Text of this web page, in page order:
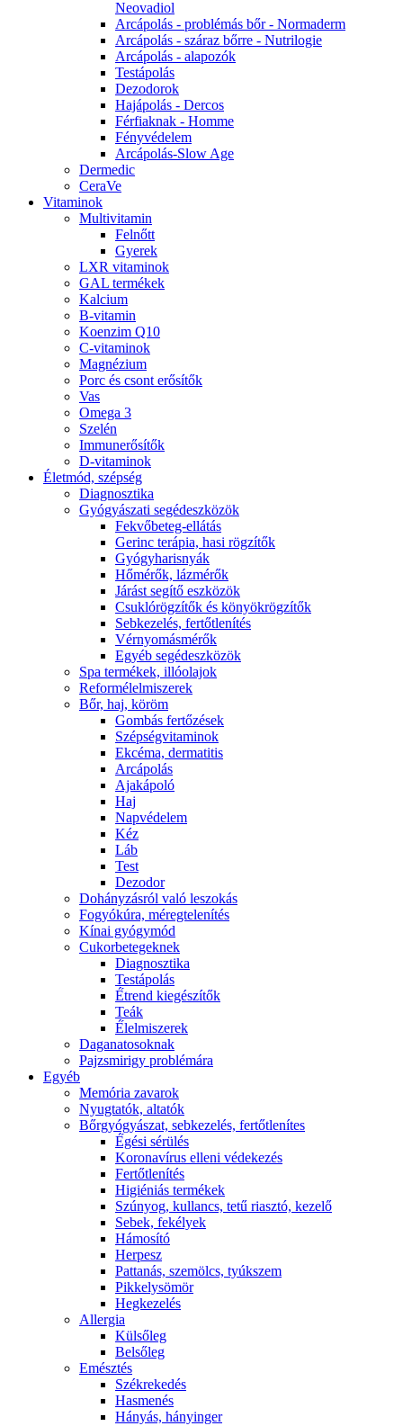
Neovadiol
Arcápolás - problémás bőr - Normaderm
Arcápolás - száraz bőrre - Nutrilogie
Arcápolás - alapozók
Testápolás
Dezodorok
Hajápolás - Dercos
Férfiaknak - Homme
Fényvédelem
Arcápolás-Slow Age
Dermedic
CeraVe
Vitaminok
Multivitamin
Felnőtt
Gyerek
LXR vitaminok
GAL termékek
Kalcium
B-vitamin
Koenzim Q10
C-vitaminok
Magnézium
Porc és csont erősítők
Vas
Omega 3
Szelén
Immunerősítők
D-vitaminok
Életmód, szépség
Diagnosztika
Gyógyászati segédeszközök
Fekvőbeteg-ellátás
Gerinc terápia, hasi rögzítők
Gyógyharisnyák
Hőmérők, lázmérők
Járást segítő eszközök
Csuklórögzítők és könyökrögzítők
Sebkezelés, fertőtlenítés
Vérnyomásmérők
Egyéb segédeszközök
Spa termékek, illóolajok
Reformélelmiszerek
Bőr, haj, köröm
Gombás fertőzések
Szépségvitaminok
Ekcéma, dermatitis
Arcápolás
Ajakápoló
Haj
Napvédelem
Kéz
Láb
Test
Dezodor
Dohányzásról való leszokás
Fogyókúra, méregtelenítés
Kínai gyógymód
Cukorbetegeknek
Diagnosztika
Testápolás
É́trend kiegészítők
Teák
É́lelmiszerek
Daganatosoknak
Pajzsmirigy problémára
Egyéb
Memória zavarok
Nyugtatók, altatók
Bőrgyógyászat, sebkezelés, fertőtlenítes
É́gési sérülés
Koronavírus elleni védekezés
Fertőtlenítés
Higiéniás termékek
Szúnyog, kullancs, tetű riasztó, kezelő
Sebek, fekélyek
Hámosító
Herpesz
Pattanás, szemölcs, tyúkszem
Pikkelysömör
Hegkezelés
Allergia
Külsőleg
Belsőleg
Emésztés
Székrekedés
Hasmenés
Hányás, hányinger